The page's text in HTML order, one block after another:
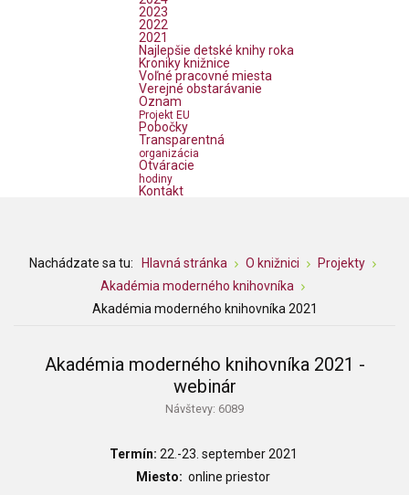
2023
2022
2021
Najlepšie detské knihy roka
Kroniky knižnice
Voľné pracovné miesta
Verejné obstarávanie
Oznam
Projekt EU
Pobočky
Transparentná
organizácia
Otváracie
hodiny
Kontakt
Nachádzate sa tu: Hlavná stránka O knižnici
Projekty
Akadémia moderného knihovníka
Akadémia moderného knihovníka 2021
Akadémia moderného knihovníka 2021 -
webinár
Návštevy: 6089
Termín: 22.-23. september 2021
Miesto: online priestor